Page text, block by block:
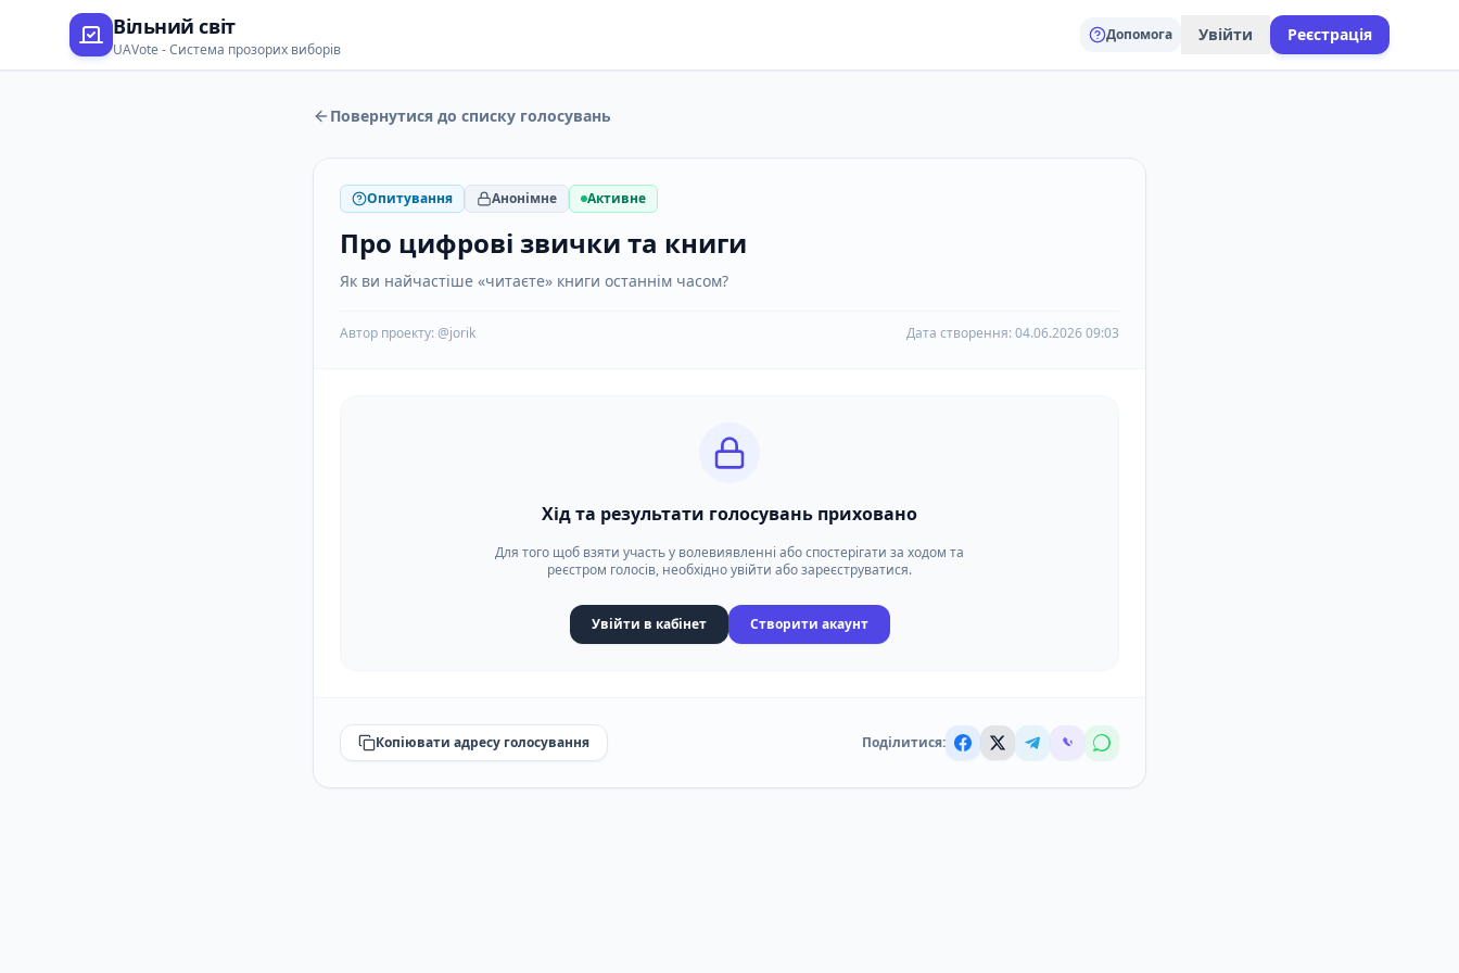
Вільний світ
UAVote - Система прозорих виборів
Допомога Увійти Реєстрація
Повернутися до списку голосувань
Опитування Анонімне Активне
Про цифрові звички та книги
Як ви найчастіше «читаєте» книги останнім часом?
Автор проекту: @jorik Дата створення: 04.06.2026 09:03
Хід та результати голосувань приховано
Для того щоб взяти участь у волевиявленні або спостерігати за ходом та
реєстром голосів, необхідно увійти або зареєструватися.
Увійти в кабінет Створити акаунт
Копіювати адресу голосування Поділитися: